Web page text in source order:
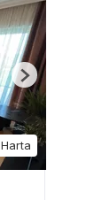
Harta
Next